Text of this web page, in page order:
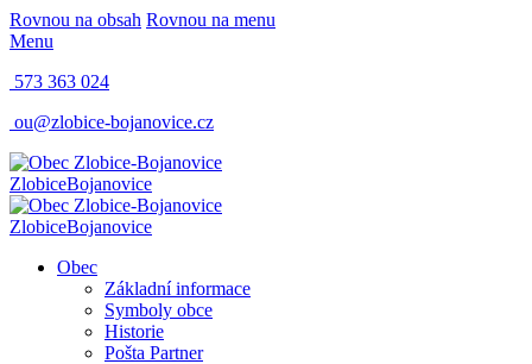
Rovnou na obsah Rovnou na menu
Menu
573 363 024
ou@zlobice-bojanovice.cz
ZlobiceBojanovice
ZlobiceBojanovice
Obec
Základní informace
Symboly obce
Historie
Pošta Partner